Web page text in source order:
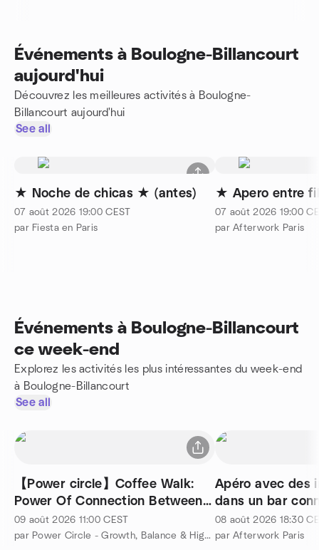
Événements à Boulogne-Billancourt
aujourd'hui
Découvrez les meilleures activités à Boulogne-
Billancourt aujourd'hui
See all
★ Noche de chicas ★ (antes)
07 août 2026 19:00 CEST
par Fiesta en Paris
★ Apero entre
07 août 2026 19:00
par Afterwork Paris
Événements à Boulogne-Billancourt
ce week-end
Explorez les activités les plus intéressantes du week-end
à Boulogne-Billancourt
See all
【Power circle】Coffee Walk:
Power Of Connection Between
Women
09 août 2026 11:00 CEST
par Power Circle - Growth, Balance & High-Quality Living
Apéro avec des
dans un bar
08 août 2026 18:30
par Afterwork Paris